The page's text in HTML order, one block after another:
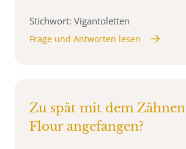
Stichwort: Vigantoletten
Frage und Antworten lesen
Zu spät mit dem
Flour angefangen?